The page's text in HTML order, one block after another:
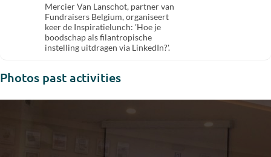
Mercier Van Lanschot, partner van
Fundraisers Belgium, organiseert
keer de Inspiratielunch: 'Hoe je
boodschap als filantropische
instelling uitdragen via LinkedIn?'.
Photos past activities